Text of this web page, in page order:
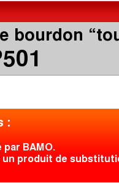
bourdon
:
BAMO.
produit de